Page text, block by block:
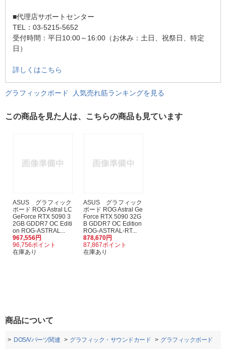
■代理店サポートセンター
TEL：03-5215-5652
受付時間：平日10:00～16:00（お休み：土日、祝祭日、特定
日）
詳しくはこちら
グラフィックボード 人気売れ筋ランキングを見る
この商品を見た人は、こちらの商品も見ています
ASUS グラフィック
ボード ROG Astral LC
GeForce RTX 5090 3
2GB GDDR7 OC Editi
on ROG-ASTRAL...
967,556円
96,756ポイント
在庫あり
ASUS グラフィック
ボード ROG Astral Ge
Force RTX 5090 32G
B GDDR7 OC Edition
ROG-ASTRAL-RT...
878,670円
87,867ポイント
在庫あり
商品について
DOS/Vパーツ関連 グラフィック・サウンドカード グラフィックボード